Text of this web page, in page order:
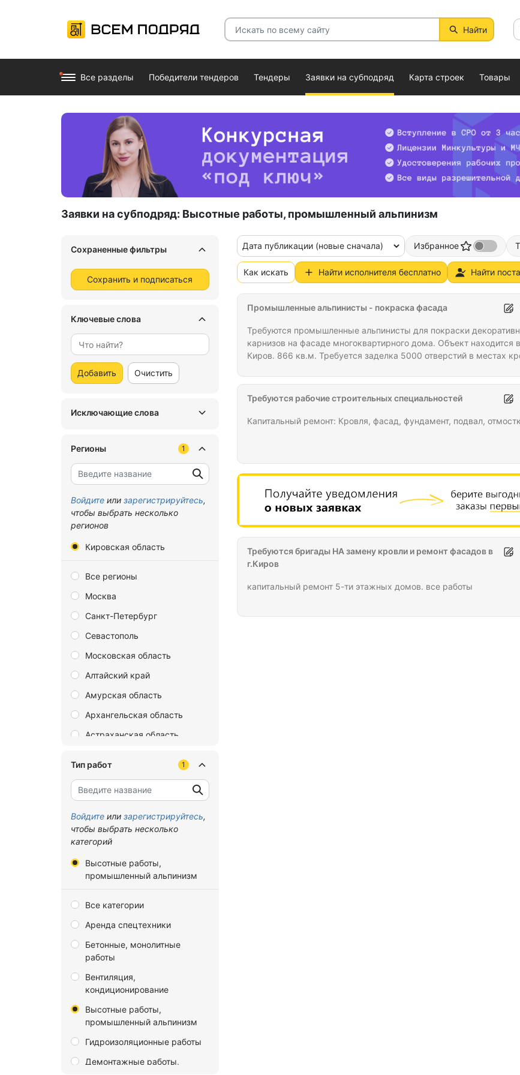
Найти
Все разделы Победители тендеров Тендеры Заявки на субподряд Карта строек Товары
Заявки на субподряд: Высотные работы, промышленный альпинизм
Сохраненные фильтры
Сохранить и подписаться
Ключевые слова
Добавить Очистить
Исключающие слова
Регионы 1
Войдите или зарегистрируйтесь,
чтобы выбрать несколько
регионов
Кировская область
Все регионы
Москва
Санкт-Петербург
Севастополь
Московская область
Алтайский край
Амурская область
Архангельская область
Астраханская область
Брянская область
Владимирская область
Волгоградская область
Воронежская область
Республика
Еврейская автономная
Забайкальский край
Запорожская область
Ивановская область
Иркутская область
Калининградская область
Калужская область
Тип работ 1
Войдите или зарегистрируйтесь,
чтобы выбрать несколько
категорий
Высотные работы,
промышленный альпинизм
Все категории
Аренда спецтехники
Бетонные, монолитные
работы
Вентиляция,
кондиционирование
Высотные работы,
промышленный альпинизм
Гидроизоляционные работы
Демонтажные работы,
Дата публикации (новые сначала) Избранное
Как искать Найти исполнителя бесплатно Найти
Промышленные альпинисты - покраска фасада
Требуются промышленные альпинисты для покраски
карнизов на фасаде многоквартирного дома. Объект находится в
Киров. 866 кв.м. Требуется заделка 5000 отверстий в местах
Требуются рабочие строительных специальностей
Капитальный ремонт: Кровля, фасад, фундамент, подвал,
Требуются бригады НА замену кровли и ремонт фасадов в
г.Киров
капитальный ремонт 5-ти этажных домов. все работы